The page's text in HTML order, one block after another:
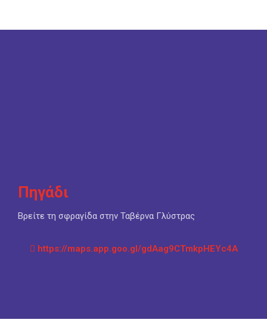
Πηγάδι
Βρείτε τη σφραγίδα στην Ταβέρνα Γλύστρας
https://maps.app.goo.gl/gdAag9CTmkpHEYc4A